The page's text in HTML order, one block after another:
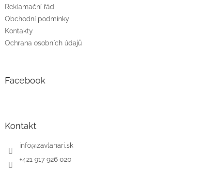
Reklamační řád
Obchodní podmínky
Kontakty
Ochrana osobních údajů
Facebook
Kontakt
info@zavlahari.sk
+421 917 926 020